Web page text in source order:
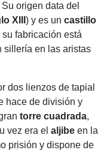
Su origen data del
XIII ) y es un castillo
fabricación está
sillería en las aristas
dos lienzos de tapial
hace de división y
torre cuadrada,
vez era el aljibe en la
prisión y dispone de